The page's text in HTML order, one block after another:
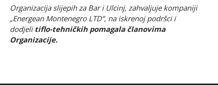
Organizacija slijepih za Bar i Ulcinj, zahvaljuje kompaniji
„Energean Montenegro LTD”, na iskrenoj podršci i
dodjeli tiflo-tehničkih pomagala članovima
Organizacije.